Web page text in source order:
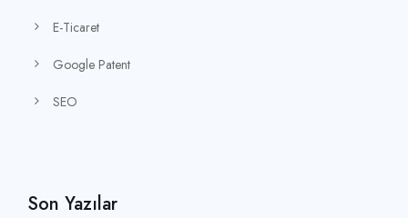
E-Ticaret
Google Patent
SEO
Son Yazılar